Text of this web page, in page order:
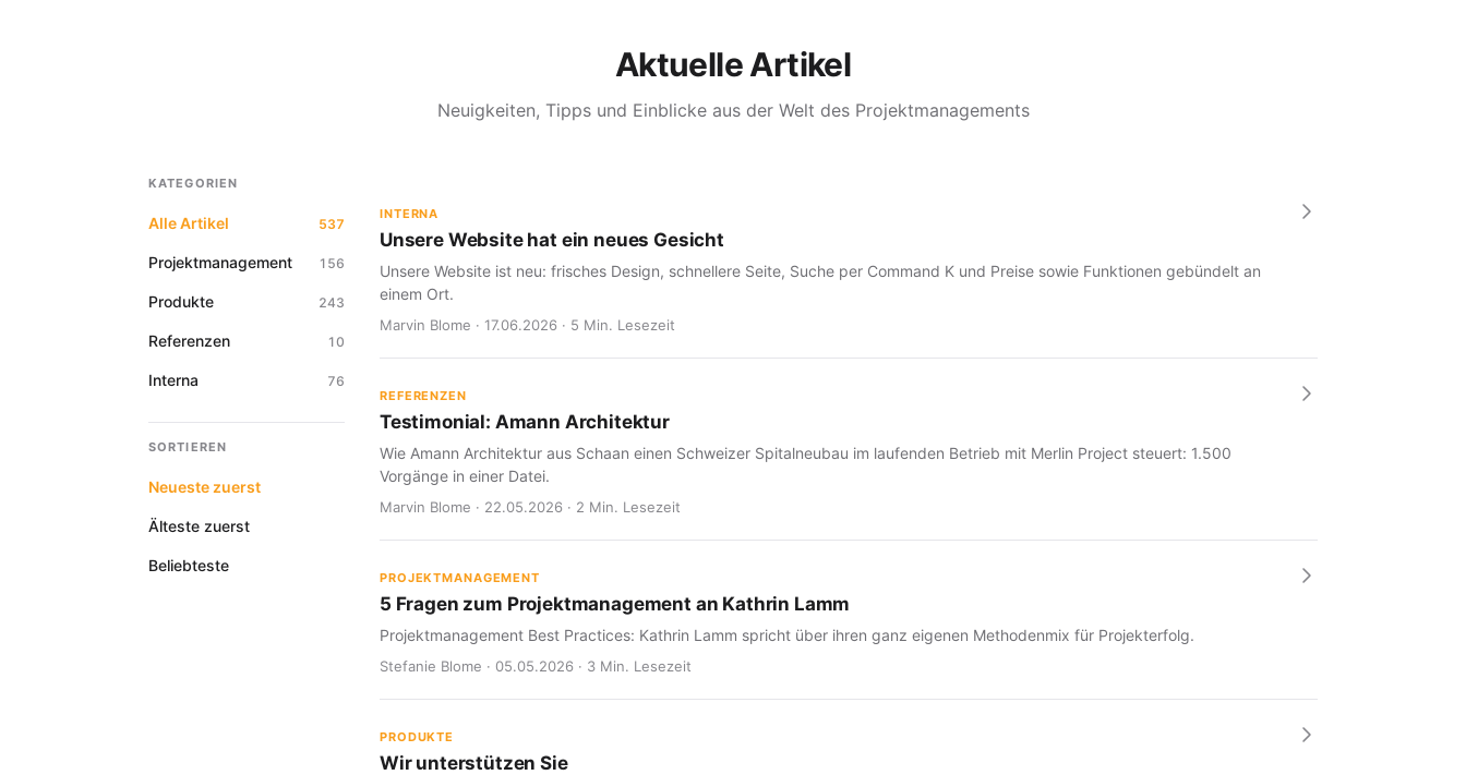
Aktuelle Artikel
Neuigkeiten, Tipps und Einblicke aus der Welt des Projektmanagements
KATEGORIEN
Alle Artikel 537
Projektmanagement 156
Produkte 243
Referenzen 10
Interna 76
SORTIEREN
Neueste zuerst
Älteste zuerst
Beliebteste
INTERNA
Unsere Website hat ein neues Gesicht
Unsere Website ist neu: frisches Design, schnellere Seite, Suche per Command K und Preise sowie Funktionen gebündelt an
einem Ort.
Marvin Blome · 17.06.2026 · 5 Min. Lesezeit
REFERENZEN
Testimonial: Amann Architektur
Wie Amann Architektur aus Schaan einen Schweizer Spitalneubau im laufenden Betrieb mit Merlin Project steuert: 1.500
Vorgänge in einer Datei.
Marvin Blome · 22.05.2026 · 2 Min. Lesezeit
PROJEKTMANAGEMENT
5 Fragen zum Projektmanagement an Kathrin Lamm
Projektmanagement Best Practices: Kathrin Lamm spricht über ihren ganz eigenen Methodenmix für Projekterfolg.
Stefanie Blome · 05.05.2026 · 3 Min. Lesezeit
PRODUKTE
Wir unterstützen Sie